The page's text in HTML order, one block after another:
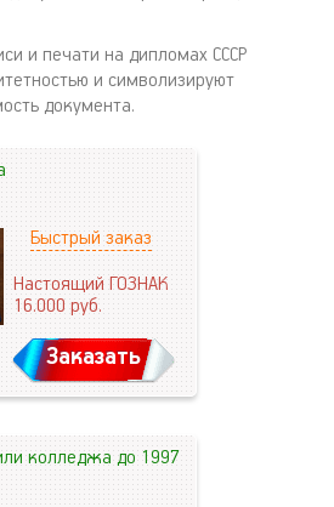
и печати на дипломах СССР
и символизируют
документа.
Быстрый заказ
Настоящий ГОЗНАК
16.000руб.
Заказать
колледжа до 1997